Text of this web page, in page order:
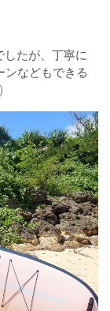
したが、丁寧に
ンなどもできる